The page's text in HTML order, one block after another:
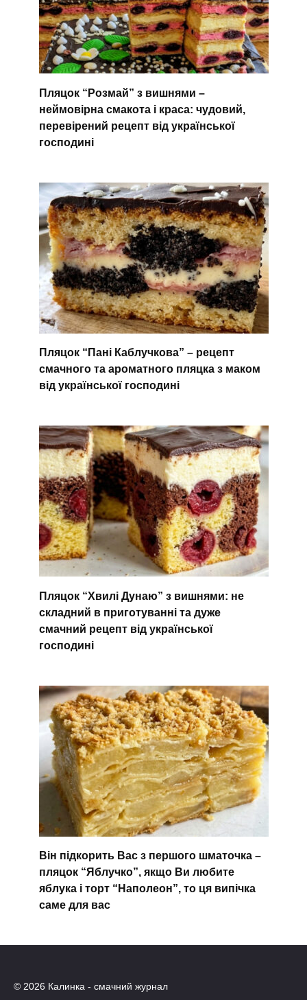
Пляцок “Розмай” з вишнями –
неймовірна смакота і краса: чудовий,
перевірений рецепт від української
господині
Пляцок “Пані Каблучкова” – рецепт
смачного та ароматного пляцка з маком
від української господині
Пляцок “Хвилі Дунаю” з вишнями: не
складний в приготуванні та дуже
смачний рецепт від української
господині
Він підкорить Вас з першого шматочка –
пляцок “Яблучко”, якщо Ви любите
яблука і торт “Наполеон”, то ця випічка
саме для вас
© 2026 Калинка - смачний журнал